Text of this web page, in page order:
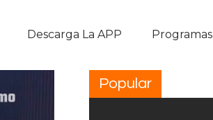
Descarga La APP Programas
Popular